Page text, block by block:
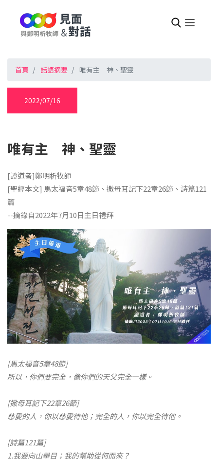
首頁 話語摘要 唯有主 神、聖靈
2022/07/16
唯有主 神、聖靈
[證道者]鄭明析牧師
[聖經本文] 馬太福音5章48節、撒母耳記下22章26節、詩篇121
篇
--摘錄自2022年7月10日主日禮拜
[馬太福音5章48節]
所以，你們要完全，像你們的天父完全一樣。
[撒母耳記下22章26節]
慈愛的人，你以慈愛待他；完全的人，你以完全待他。
[詩篇121篇]
1.我要向山舉目；我的幫助從何而來？